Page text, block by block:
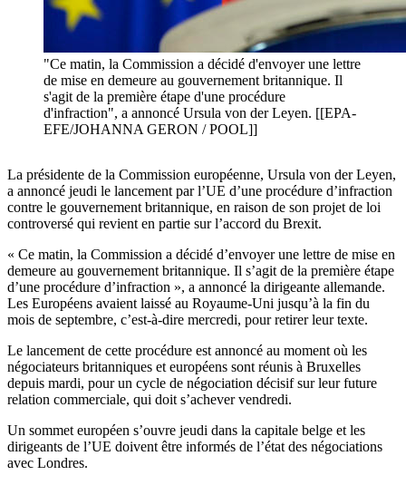
"Ce matin, la Commission a décidé d'envoyer une lettre
de mise en demeure au gouvernement britannique. Il
s'agit de la première étape d'une procédure
d'infraction", a annoncé Ursula von der Leyen. [[EPA-
EFE/JOHANNA GERON / POOL]]
La présidente de la Commission européenne, Ursula von der Leyen,
a annoncé jeudi le lancement par l’UE d’une procédure d’infraction
contre le gouvernement britannique, en raison de son projet de loi
controversé qui revient en partie sur l’accord du Brexit.
« Ce matin, la Commission a décidé d’envoyer une lettre de mise en
demeure au gouvernement britannique. Il s’agit de la première étape
d’une procédure d’infraction », a annoncé la dirigeante allemande.
Les Européens avaient laissé au Royaume-Uni jusqu’à la fin du
mois de septembre, c’est-à-dire mercredi, pour retirer leur texte.
Le lancement de cette procédure est annoncé au moment où les
négociateurs britanniques et européens sont réunis à Bruxelles
depuis mardi, pour un cycle de négociation décisif sur leur future
relation commerciale, qui doit s’achever vendredi.
Un sommet européen s’ouvre jeudi dans la capitale belge et les
dirigeants de l’UE doivent être informés de l’état des négociations
avec Londres.